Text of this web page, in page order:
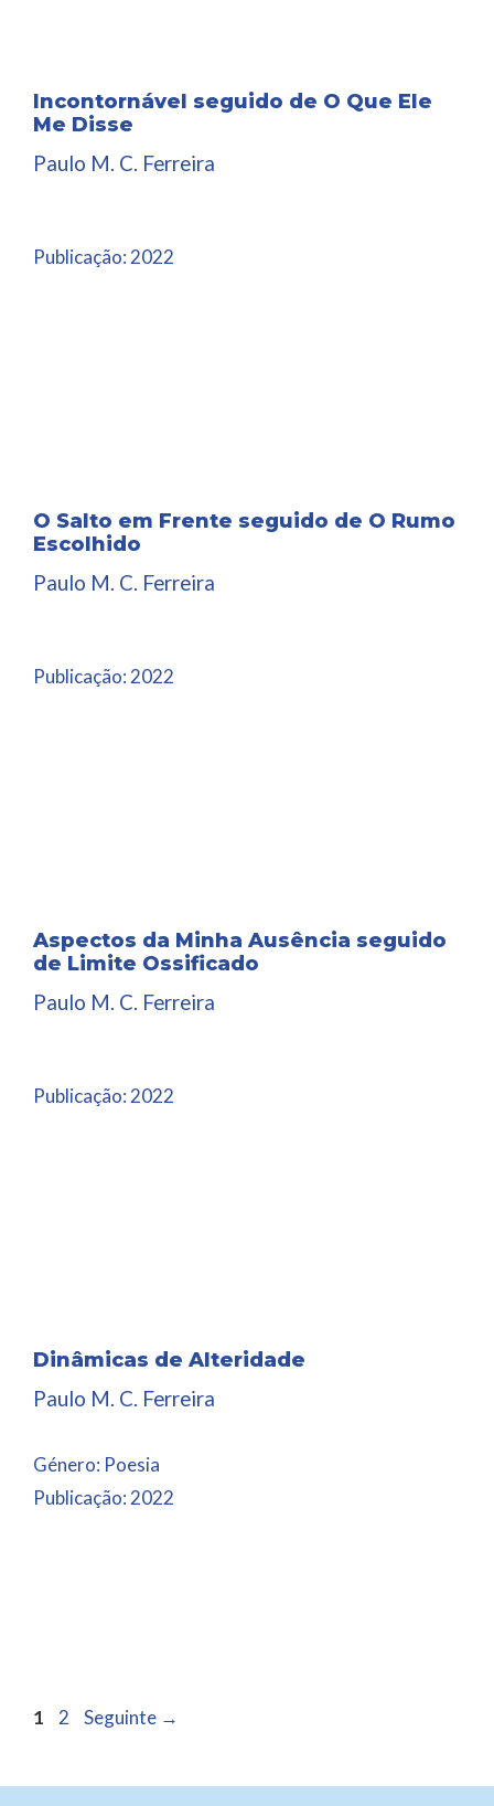
Incontornável seguido de O Que Ele
Me Disse
Paulo M. C. Ferreira
Publicação: 2022
O Salto em Frente seguido de O Rumo
Escolhido
Paulo M. C. Ferreira
Publicação: 2022
Aspectos da Minha Ausência seguido
de Limite Ossificado
Paulo M. C. Ferreira
Publicação: 2022
Dinâmicas de Alteridade
Paulo M. C. Ferreira
Género: Poesia
Publicação: 2022
Página
1 Página
2 Seguinte →